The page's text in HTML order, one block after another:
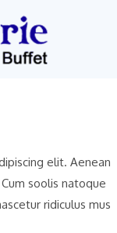
elit. Aenean
soolis natoque
ridiculus mus